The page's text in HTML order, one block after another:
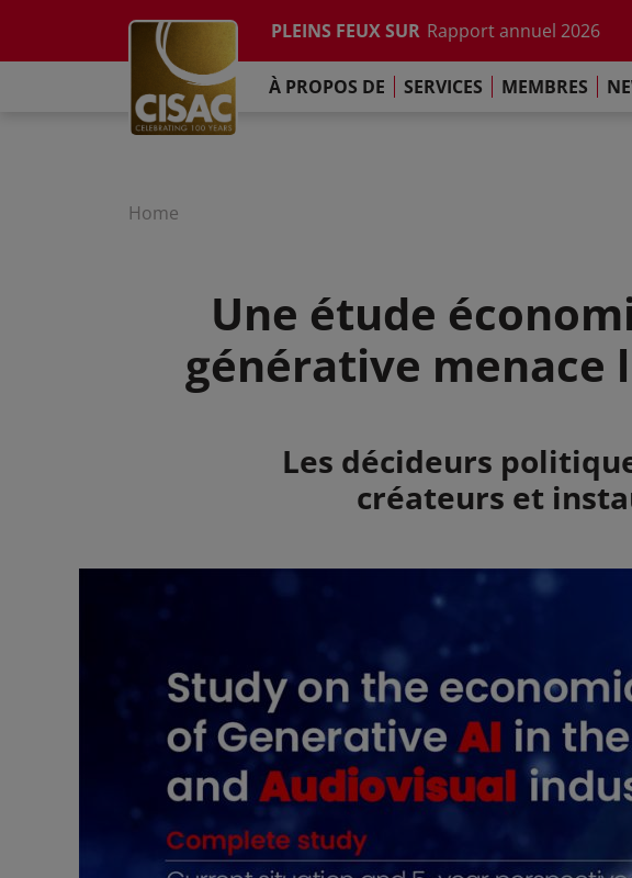
PLEINS FEUX SUR Rapport annuel 2026
L'Engagement de Paris
Rapport sur les
LinkedinYoutubeInstagramFacebookTikTok
À PROPOS DE SERVICES MEMBRES
Home
Une étude
générative menace
Les décideurs
créateurs et